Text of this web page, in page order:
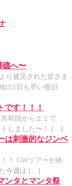
礁へ〜
り被災された皆さま
の1日も早い復旧
す！！！
和国からエミで
トしました〜！ […]
は刺激的なジンベ
！ GWツアーが終
今週は […]
ンタとマンタ祭